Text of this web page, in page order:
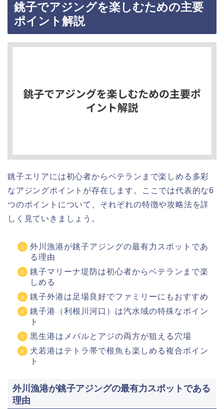
銚子でアジングを楽しむための主要
ポイント解説
銚子エリアには初心者からベテランまで楽しめる多彩
なアジングポイントが存在します。ここでは代表的な6
つのポイントについて、それぞれの特徴や攻略法を詳
しく見ていきましょう。
外川漁港が銚子アジングの最有力スポットであ
る理由
銚子マリーナ堤防は初心者からベテランまで楽
しめる
銚子外港は足場良好でファミリーにもおすすめ
銚子港（利根川河口）は汽水域の特殊なポイン
ト
黒生港はメバルとアジの両方が狙える穴場
犬若港はテトラ帯で根魚も楽しめる複合ポイン
ト
外川漁港が銚子アジングの最有力スポットである
理由